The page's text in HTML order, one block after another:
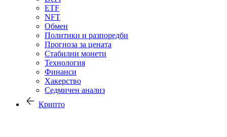
ETF
NFT
Обмен
Политики и разпоредби
Прогноза за цената
Стабилни монети
Технология
Финанси
Хакерство
Седмичен анализ
Крипто